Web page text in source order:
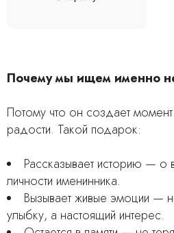
Почему мы ищем именно
Потому что он создает момент
радости. Такой подарок:
Рассказывает историю — о
личности именинника.
Вызывает живые эмоции —
улыбку, а настоящий интерес.